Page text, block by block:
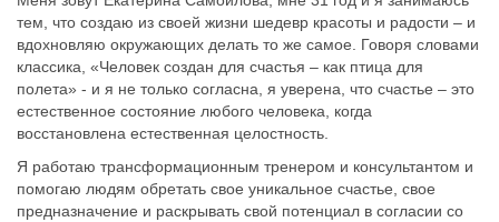
тем, что создаю из своей жизни шедевр красоты и радости – и
вдохновляю окружающих делать то же самое. Говоря словами
классика, «Человек создан для счастья – как птица для
полета» - и я не только согласна, я уверена, что счастье – это
естественное состояние любого человека, когда
восстановлена естественная целостность.
Я работаю трансформационным тренером и консультантом и
помогаю людям обретать свое уникальное счастье, свое
предназначение и раскрывать свой потенциал в согласии со